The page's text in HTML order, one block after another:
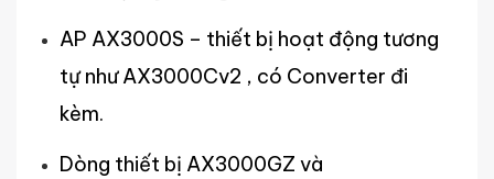
AP AX3000S – thiết bị hoạt động tương
tự như AX3000Cv2 , có Converter đi
kèm.
Dòng thiết bị AX3000GZ và